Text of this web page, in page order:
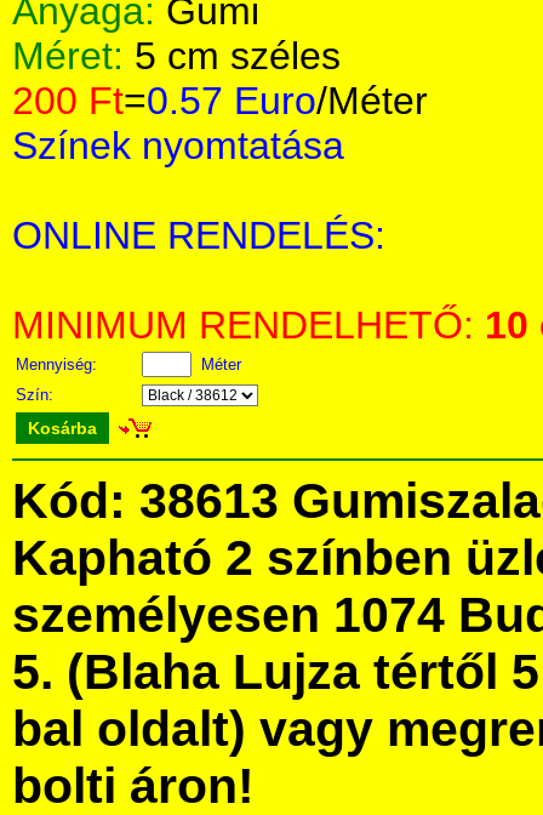
Anyaga: Gumi
Méret: 5 cm széles
200 Ft=0.57 Euro/Méter
Színek nyomtatása
ONLINE RENDELÉS:
MINIMUM RENDELHETŐ: 10
Mennyiség:
Méter
Szín:
Kosárba
Kód: 38613
Kapható 2 színben
személyesen 1074
5. (Blaha Lujza tértől
bal oldalt) vagy
bolti áron!